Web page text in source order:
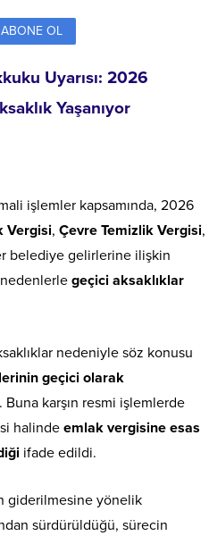
ABONE OL
Uyarısı: 2026
Yaşanıyor
işlemler kapsamında, 2026
Vergisi, Çevre Temizlik Vergisi,
belediye gelirlerine ilişkin
geçici aksaklıklar
nedeniyle söz konusu
geçici olarak
karşın resmi işlemlerde
halinde emlak vergisine esas
ifade edildi.
giderilmesine yönelik
sürdürüldüğü, sürecin